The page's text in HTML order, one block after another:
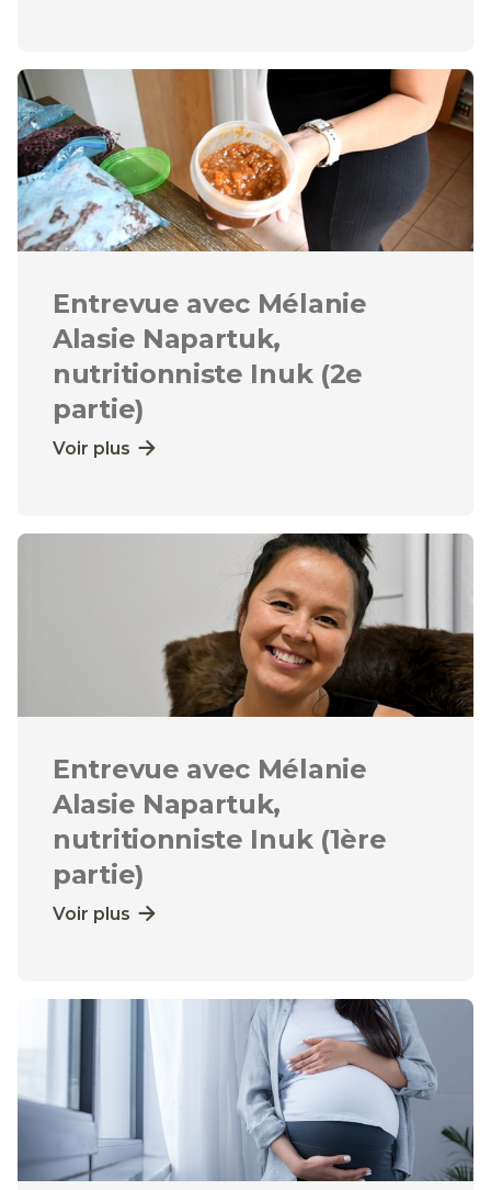
Entrevue avec Mélanie
Alasie Napartuk,
nutritionniste Inuk (2e
partie)
Voir plus
Entrevue avec Mélanie
Alasie Napartuk,
nutritionniste Inuk (1ère
partie)
Voir plus